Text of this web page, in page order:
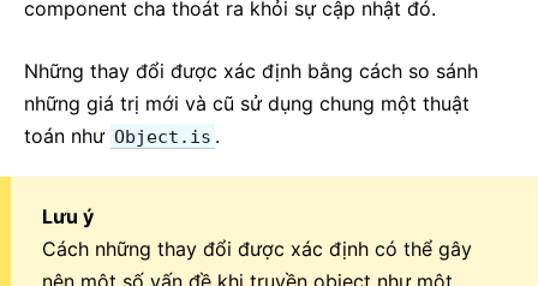
component cha thoát ra khỏi sự cập nhật đó.
Những thay đổi được xác định bằng cách so sánh
những giá trị mới và cũ sử dụng chung một thuật
toán như Object.is .
Lưu ý
Cách những thay đổi được xác định có thể gây
nên một số vấn đề khi truyền object như một